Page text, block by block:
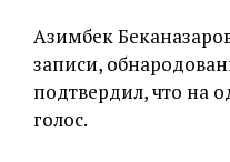
Азимбек
записи,
подтвердил, что на
голос.